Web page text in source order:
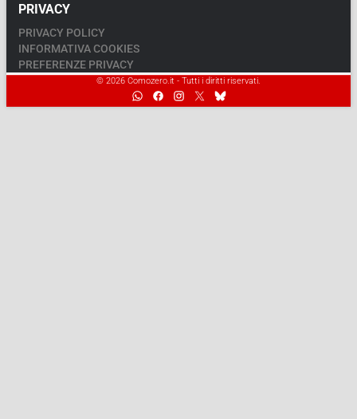
PRIVACY
PRIVACY POLICY
INFORMATIVA COOKIES
PREFERENZE PRIVACY
© 2026 Comozero.it - Tutti i diritti riservati.